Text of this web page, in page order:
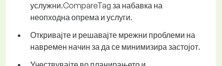
услужни.CompareTag за набавка на
неопходна опрема и услуги.
Откривајте и решавајте мрежни проблеми на
навремен начин за да се минимизира застојот.